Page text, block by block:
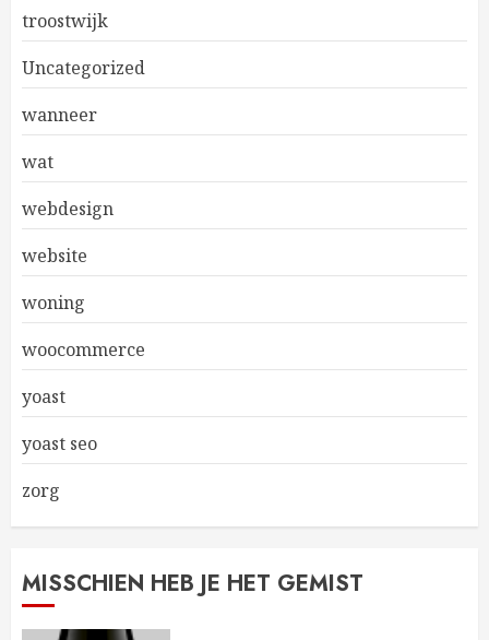
troostwijk
Uncategorized
wanneer
wat
webdesign
website
woning
woocommerce
yoast
yoast seo
zorg
MISSCHIEN HEB JE HET GEMIST